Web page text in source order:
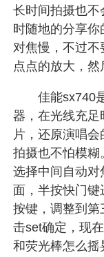
长时间拍摄也
时随地的分享
对焦慢，不过不
点点的放大，然
佳能sx740是
器，在光线充足
片，还原演唱
拍摄也不怕模糊
选择中间自动对
面，半按快门
按键，调整到第
击set确定，现
和荧光棒怎么